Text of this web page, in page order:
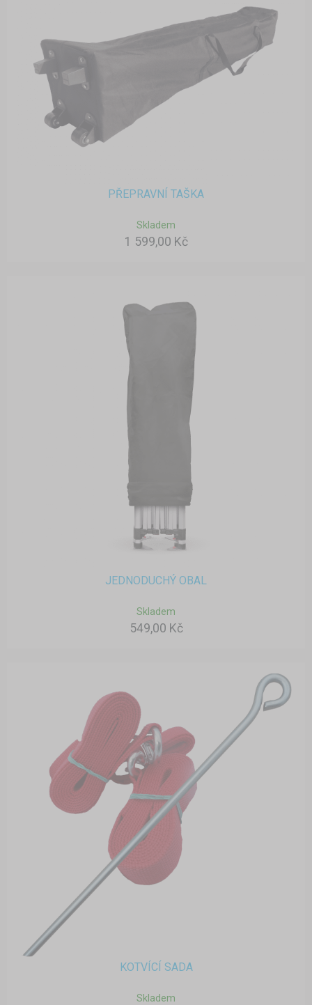
PŘEPRAVNÍ TAŠKA
Skladem
1 599,00 Kč
JEDNODUCHÝ OBAL
Skladem
549,00 Kč
KOTVÍCÍ SADA
Skladem